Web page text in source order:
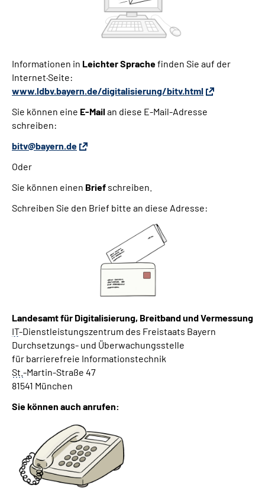
Informationen in Leichter Sprachefinden Sie auf der
Internet·Seite:
www.ldbv.bayern.de/digitalisierung/bitv.html
Sie können eine E-Mailan diese E-Mail-Adresse
schreiben:
bitv@bayern.de
Oder
Sie können einen Brief schreiben.
Schreiben Sie den Brief bitte an diese Adresse:
Landesamt für Digitalisierung, Breitband und Vermessung
IT-Dienstleistungszentrum des Freistaats Bayern
Durchsetzungs- und Überwachungsstelle
für barrierefreie Informationstechnik
St. -Martin-Straße 47
81541 München
Sie können auch anrufen: